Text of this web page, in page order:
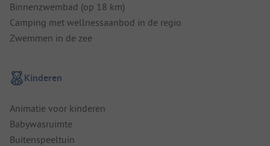
Binnenzwembad (op 18 km)
Camping met wellnessaanbod in de regio
Zwemmen in de zee
Kinderen
Animatie voor kinderen
Babywasruimte
Buitenspeeltuin